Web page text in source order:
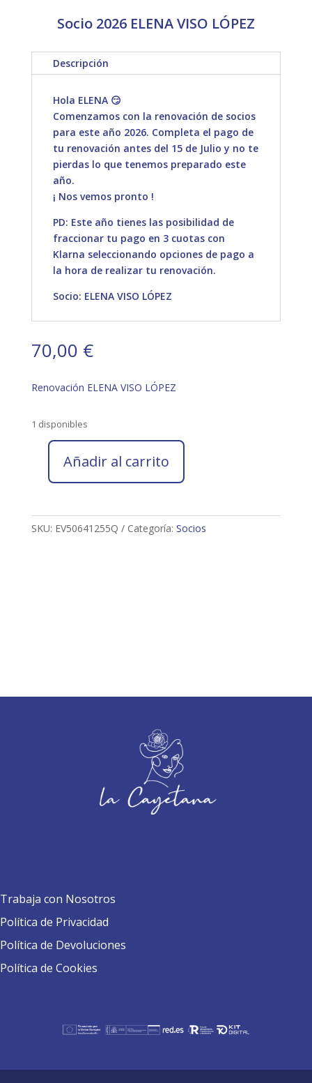
Socio 2026 ELENA VISO LÓPEZ
Descripción
Hola ELENA 😏
Comenzamos con la renovación de socios
para este año 2026. Completa el pago de
tu renovación antes del 15 de Julio y no te
pierdas lo que tenemos preparado este
año.
¡ Nos vemos pronto !
PD: Este año tienes las posibilidad de
fraccionar tu pago en 3 cuotas con
Klarna seleccionando opciones de pago a
la hora de realizar tu renovación.
Socio: ELENA VISO LÓPEZ
70,00 €
Renovación ELENA VISO LÓPEZ
1 disponibles
2026
VISO
LÓPEZ
Añadir al carrito
SKU: EV50641255Q Categoría: Socios
Trabaja con Nosotros
Política de Privacidad
Política de Devoluciones
Política de Cookies